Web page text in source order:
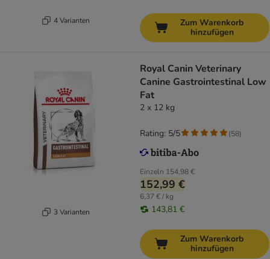
4 Varianten
Zum Warenkorb
hinzufügen
3 Varianten
Royal Canin Veterinary
Canine Gastrointestinal Low
Fat
2 x 12 kg
Einzeln 154,98 €
152,99 €
6,37 € / kg
143,81 €
Rating: 5/5 (58)
Zum Warenkorb
hinzufügen